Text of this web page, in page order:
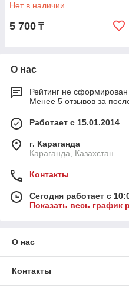
Нет в наличии
5 700 ₸
О нас
Рейтинг не сформирован
Менее 5 отзывов за
Работает с 15.01.2014
г. Караганда
Караганда, Казахстан
Контакты
Сегодня работает с
Показать весь график
О нас
Контакты